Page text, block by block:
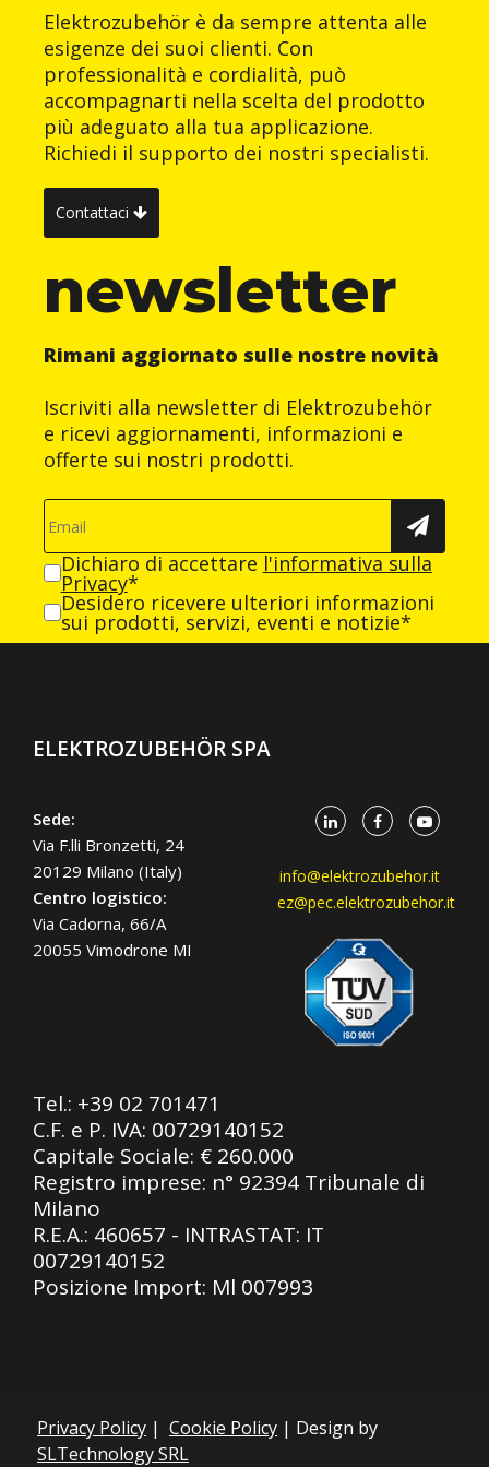
Elektrozubehör è da sempre attenta alle
esigenze dei suoi clienti. Con
professionalità e cordialità, può
accompagnarti nella scelta del prodotto
più adeguato alla tua applicazione.
Richiedi il supporto dei nostri specialisti.
Contattaci
newsletter
Rimani aggiornato sulle nostre novità
Iscriviti alla newsletter di Elektrozubehör
e ricevi aggiornamenti, informazioni e
offerte sui nostri prodotti.
Dichiaro di accettare l'informativa sulla
Privacy*
Desidero ricevere ulteriori informazioni
sui prodotti, servizi, eventi e notizie*
ELEKTROZUBEHÖR SPA
Sede:
Via F.lli Bronzetti, 24
20129 Milano (Italy)
Centro logistico:
Via Cadorna, 66/A
20055 Vimodrone MI
info@elektrozubehor.it
ez@pec.elektrozubehor.it
Tel.: +39 02 701471
C.F. e P. IVA: 00729140152
Capitale Sociale: € 260.000
Registro imprese: n° 92394 Tribunale di
Milano
R.E.A.: 460657 - INTRASTAT: IT
00729140152
Posizione Import: Ml 007993
Privacy Policy | Cookie Policy | Design by
SLTechnology SRL